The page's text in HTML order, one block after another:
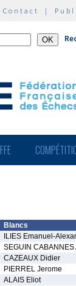
Contact |
FFE
Blancs
ILIES Emanuel-
SEGUIN CABANNES
CAZEAUX Didier
PIERREL Jerome
ALAIS Eliot